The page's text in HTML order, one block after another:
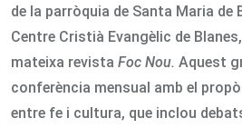
de la parròquia de Santa Maria de
Centre Cristià Evangèlic de
mateixa revista Foc Nou. Aquest
conferència mensual amb el
entre fe i cultura, que inclou